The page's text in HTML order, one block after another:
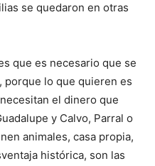
se quedaron en otras
que es necesario que se
porque lo que quieren es
el dinero que
y Calvo, Parral o
animales, casa propia,
histórica, son las